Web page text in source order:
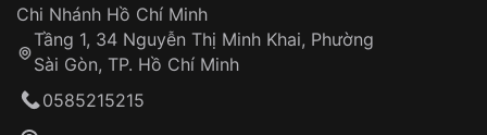
Khách hàng kiểm tra và thanh toán trực tiếp
Đồng hành cùng khách hàng trong suốt quá
trình sử dụng
Chi Nhánh Hồ Chí Minh
Tầng 1, 34 Nguyễn Thị Minh Khai, Phường
Sài Gòn, TP. Hồ Chí Minh
0585215215